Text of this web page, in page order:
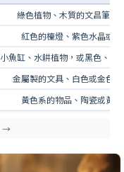
綠色植物、木質的文昌筆或
紅色的檯燈、紫色水晶或
小魚缸、水耕植物，或黑色、藍
金屬製的文具、白色或金色
黃色系的物品、陶瓷或黃